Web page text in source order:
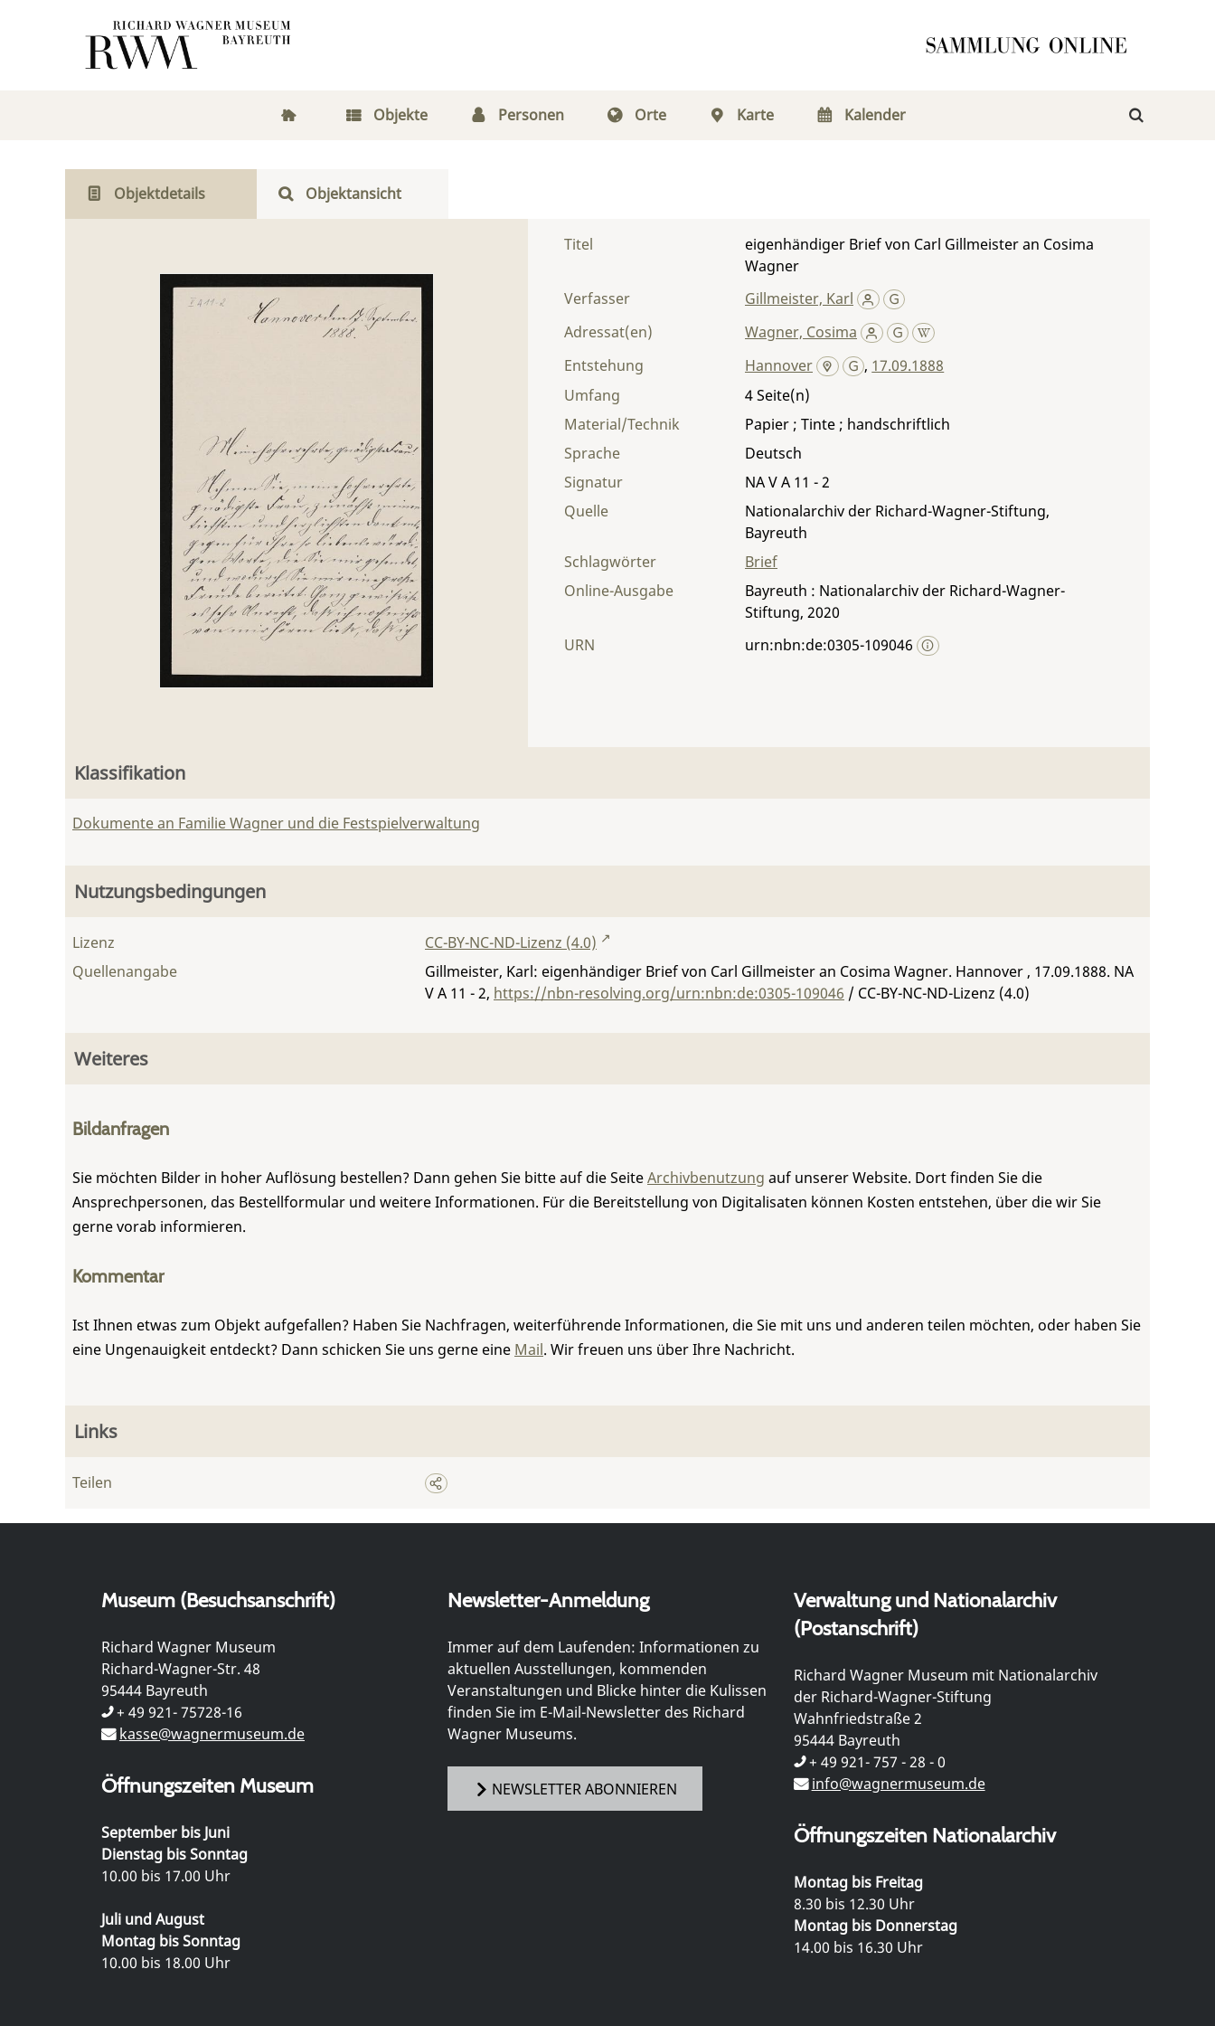
Objekte Personen Orte Karte Kalender
Objektdetails Objektansicht
Titel
eigenhändiger Brief von Carl Gillmeister an Cosima
Wagner
Verfasser
Gillmeister, Karl
Adressat(en)
Wagner, Cosima
Entstehung
Hannover , 17.09.1888
Umfang
4
Material/Technik
Papier ; Tinte ; handschriftlich
Sprache
Deutsch
Signatur
NA V A 11 - 2
Quelle
Nationalarchiv der Richard-Wagner-Stiftung,
Bayreuth
Schlagwörter
Brief
Online-Ausgabe
Bayreuth : Nationalarchiv der Richard-Wagner-
Stiftung, 2020
URN
urn:nbn:de:0305-109046
Klassifikation
Dokumente an Familie Wagner und die Festspielverwaltung
Nutzungsbedingungen
Lizenz
CC-BY-NC-ND-Lizenz (4.0)
Quellenangabe
Gillmeister, Karl: eigenhändiger Brief von Carl Gillmeister an Cosima Wagner. Hannover , 17.09.1888. NA
V A 11 - 2, https://nbn-resolving.org/urn:nbn:de:0305-109046 / CC-BY-NC-ND-Lizenz (4.0)
Weiteres
Bildanfragen
Sie möchten Bilder in hoher Auflösung bestellen? Dann gehen Sie bitte auf die SeiteArchivbenutzung auf unserer Website. Dort finden Sie die
Ansprechpersonen, das Bestellformular und weitere Informationen. Für die Bereitstellung von Digitalisaten können Kosten entstehen, über die wir Sie
gerne vorab informieren.
Kommentar
Ist Ihnen etwas zum Objekt aufgefallen? Haben Sie Nachfragen, weiterführende Informationen, die Sie mit uns und anderen teilen möchten, oder haben Sie
eine Ungenauigkeit entdeckt? Dann schicken Sie uns gerne eine Mail. Wir freuen uns über Ihre Nachricht.
Links
Teilen
Museum (Besuchsanschrift)
Richard Wagner Museum
Richard-Wagner-Str. 48
95444 Bayreuth
+ 49 921- 75728-16
kasse@wagnermuseum.de
Öffnungszeiten Museum
September bis Juni
Dienstag bis Sonntag
10.00 bis 17.00 Uhr
Juli und August
Montag bis Sonntag
10.00 bis 18.00 Uhr
Newsletter-Anmeldung
Immer auf dem Laufenden: Informationen zu
aktuellen Ausstellungen, kommenden
Veranstaltungen und Blicke hinter die Kulissen
finden Sie im E-Mail-Newsletter des Richard
Wagner Museums.
NEWSLETTER ABONNIEREN
Verwaltung und Nationalarchiv
(Postanschrift)
Richard Wagner Museum mit Nationalarchiv
der Richard-Wagner-Stiftung
Wahnfriedstraße 2
95444 Bayreuth
+ 49 921- 757 - 28 - 0
info@wagnermuseum.de
Öffnungszeiten Nationalarchiv
Montag bis Freitag
8.30 bis 12.30 Uhr
Montag bis Donnerstag
14.00 bis 16.30 Uhr